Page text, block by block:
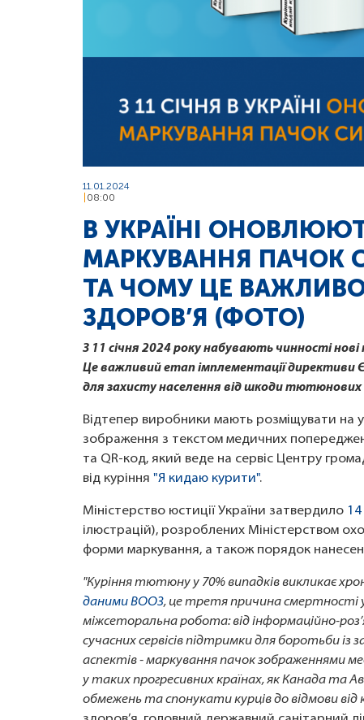
11.01.2024
08:00
В УКРАЇНІ
МАРКУВАННЯ ПАЧОК
ТА ЧОМУ ЦЕ
ЗДОРОВ’Я (ФОТО)
З 11 січня 2024 року набувають чинності
Це важливий етап імплементації директиви
для захисту населення від шкоди
Відтепер виробники мають розміщувати на
зображення з текстом медичних
та QR-код, який веде на сервіс Центру
від куріння "Я кидаю курити".
Міністерство юстиції України затвердило
ілюстрацій), розроблених Міністерством
форми маркування, а також порядок
"Куріння тютюну у 70% випадків викликає
даними ВООЗ, це третя причина смертності у
міжсеторальна робота: від інформаційно-
сучасних сервісів підтримки для боротьби
аспектів - маркування пачок зображеннями
у таких прогресивних країнах, як Канада
обмежень та спонукати курців до відмови від